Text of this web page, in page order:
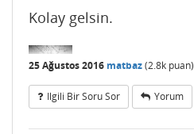
Kolay gelsin.
25 Ağustos 2016 matbaz(2.8k puan)
Ilgili Bir Soru Sor Yorum